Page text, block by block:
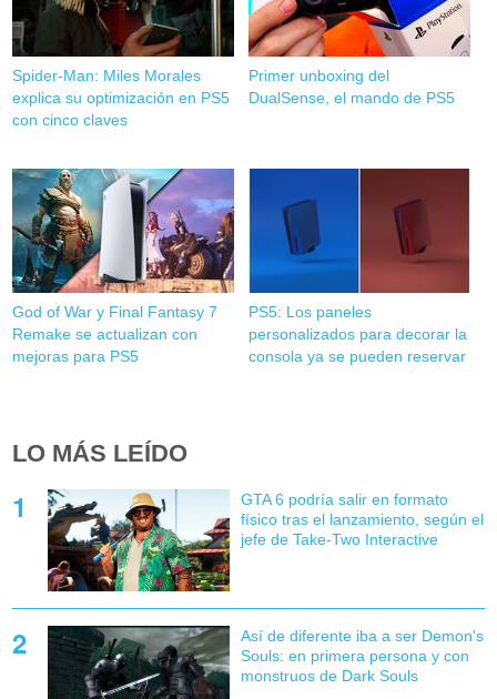
Spider-Man: Miles Morales
explica su optimización en PS5
con cinco claves
Primer unboxing del
DualSense, el mando de PS5
God of War y Final Fantasy 7
Remake se actualizan con
mejoras para PS5
PS5: Los paneles
personalizados para decorar la
consola ya se pueden reservar
LO MÁS LEÍDO
GTA 6 podría salir en formato
físico tras el lanzamiento, según el
jefe de Take-Two Interactive
Así de diferente iba a ser Demon's
Souls: en primera persona y con
monstruos de Dark Souls